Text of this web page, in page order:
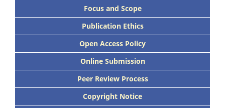
Focus and Scope
Publication Ethics
Open Access Policy
Online Submission
Peer Review Process
Copyright Notice